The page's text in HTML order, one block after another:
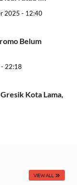
2025 - 12:40
Belum
22:18
Kota Lama,
VIEW ALL